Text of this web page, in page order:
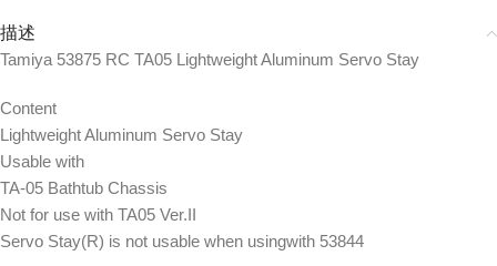
描述
Tamiya 53875 RC TA05 Lightweight Aluminum Servo Stay
Content
Lightweight Aluminum Servo Stay
Usable with
TA-05 Bathtub Chassis
Not for use with TA05 Ver.II
Servo Stay(R) is not usable when usingwith 53844